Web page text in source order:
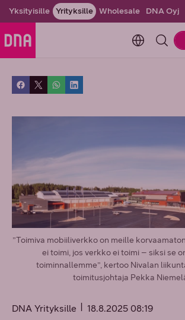
Yksityisille Yrityksille Wholesale DNA Oyj
Change
”Toimiva mobiiliverkko on meille
ei toimi, jos verkko ei toimi – siksi se
toiminnallemme”, kertoo Nivalan
toimitusjohtaja Pekka
DNA Yrityksille 18.8.2025 08:19